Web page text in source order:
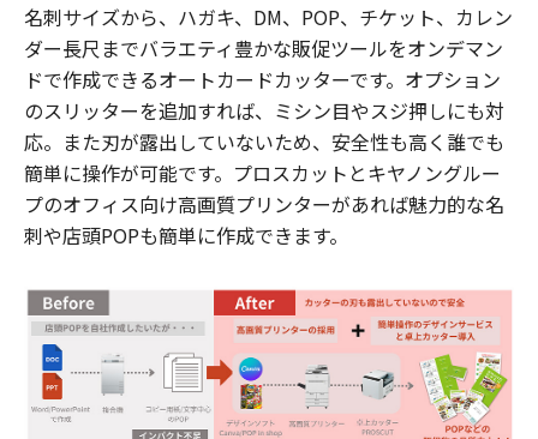
名刺サイズから、ハガキ、DM、POP、チケット、カレン
ダー長尺までバラエティ豊かな販促ツールをオンデマン
ドで作成できるオートカードカッターです。オプション
のスリッターを追加すれば、ミシン目やスジ押しにも対
応。また刃が露出していないため、安全性も高く誰でも
簡単に操作が可能です。プロスカットとキヤノングルー
プのオフィス向け高画質プリンターがあれば魅力的な名
刺や店頭POPも簡単に作成できます。